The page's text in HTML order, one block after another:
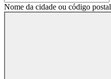
Nome da cidade ou código postal